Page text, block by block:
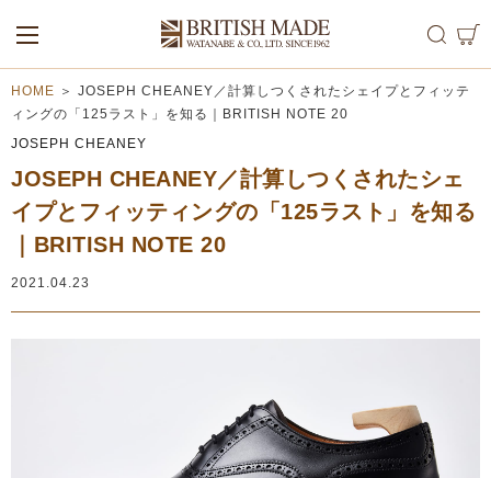
ALL MEN
WOMEN
HOME ＞ JOSEPH CHEANEY／計算しつくされたシェイプとフィッテ
ィングの「125ラスト」を知る｜BRITISH NOTE 20
JOSEPH CHEANEY
JOSEPH CHEANEY／計算しつくされたシェ
イプとフィッティングの「125ラスト」を知る
｜BRITISH NOTE 20
2021.04.23